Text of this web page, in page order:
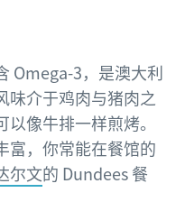
Omega-3，是澳大利
味介于鸡肉与猪肉之
像牛排一样煎烤。
富，你常能在餐馆的
尔文的 Dundees 餐